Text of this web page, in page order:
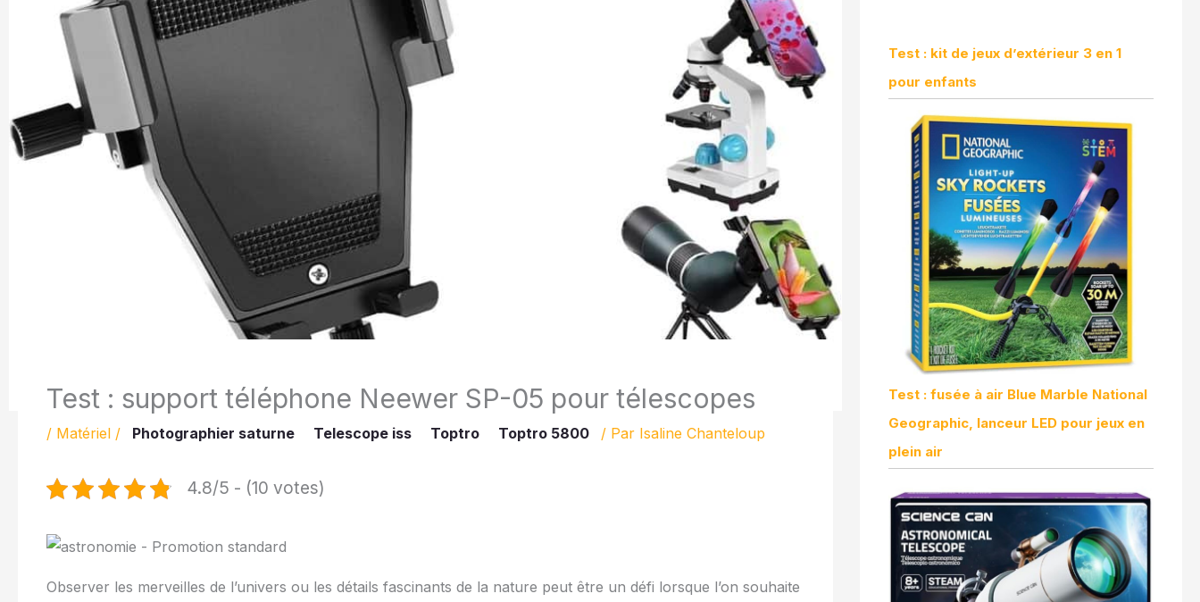
Test : support téléphone Neewer SP-05 pour télescopes
/ Matériel / Photographier saturne Telescope iss Toptro Toptro 5800 / Par Isaline Chanteloup
4.8/5 - (10 votes)
Observer les merveilles de l’univers ou les détails fascinants de la nature peut être un défi lorsque l’on souhaite
Test : kit de jeux d’extérieur 3 en 1
pour enfants
Test : fusée à air Blue Marble National
Geographic, lanceur LED pour jeux en
plein air